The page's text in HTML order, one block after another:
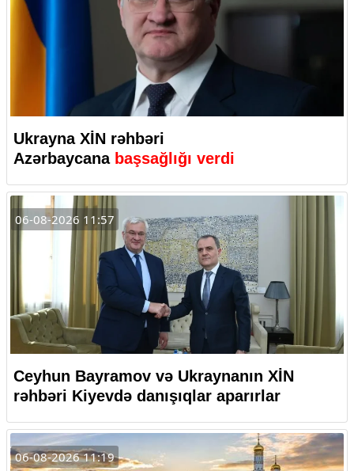
Ukrayna XİN rəhbəri
Azərbaycana başsağlığı verdi
06-08-2026 11:57
Ceyhun Bayramov və Ukraynanın XİN
rəhbəri Kiyevdə danışıqlar aparırlar
06-08-2026 11:19